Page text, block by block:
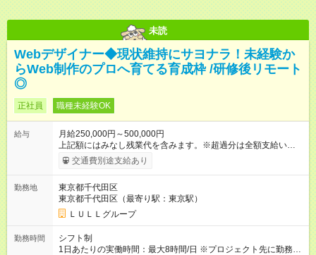
未読
Webデザイナー◆現状維持にサヨナラ！未経験か
らWeb制作のプロへ育てる育成枠 /研修後リモート
◎
正社員 職種未経験OK
給与
月給250,000円～500,000円
上記額にはみなし残業代を含みます。※超過分は全額支給いたし
ます。 みなし残業代 21,675円／月 みなし残業時間 12時間／月 -
------------------------------------------------------- ≪経験者の方は以下と
万円～＋業績賞与＋交通費＋各種手当 ※固定残業代（30時間/6
万6，610円分）を含む。超過分は追加支給いたします 能力やス
キルを考慮し初任給を決定。経験者の方は前給考慮も可能で
す！ ◎昇給年1回（研修終了後） ◎賞与年2回（2月・8月）＋業
績賞与あり ◤スキルアップも、収入アップも。◢ 入社後の成長
や頑張りは、しっかり給与で還元しています。 実際にほぼ全員
交通費別途支給あり
勤務地
東京都千代田区
東京都千代田区（最寄り駅：東京駅）
ＬＵＬＬグループ
勤務時間
シフト制
1日あたりの実働時間：最大8時間/日 ※プロジェクト先に勤務時